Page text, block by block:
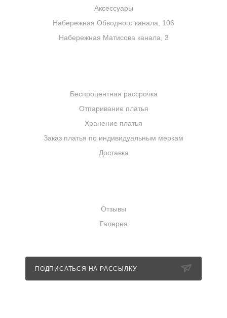
Аксессуары
Набережная Обводного канала, 106
Набережная Матисова канала, 3
Беспроцентная рассрочка
Отпаривание платья
Хранение платья
Заказ платья по индивидуальным меркам
Доставка
Отзывы
Галерея
ПОДПИСАТЬСЯ НА РАССЫЛКУ